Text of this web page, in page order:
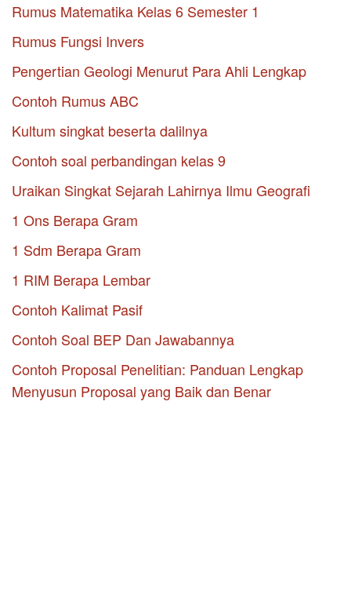
Rumus Matematika Kelas 6 Semester 1
Rumus Fungsi Invers
Pengertian Geologi Menurut Para Ahli Lengkap
Contoh Rumus ABC
Kultum singkat beserta dalilnya
Contoh soal perbandingan kelas 9
Uraikan Singkat Sejarah Lahirnya Ilmu Geografi
1 Ons Berapa Gram
1 Sdm Berapa Gram
1 RIM Berapa Lembar
Contoh Kalimat Pasif
Contoh Soal BEP Dan Jawabannya
Contoh Proposal Penelitian: Panduan Lengkap
Menyusun Proposal yang Baik dan Benar